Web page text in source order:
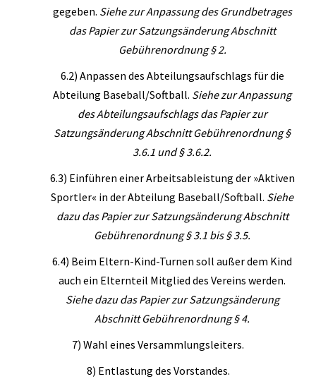
gegeben. Siehe zur Anpassung des Grundbetrages
das Papier zur Satzungsänderung Abschnitt
Gebührenordnung § 2.
6.2) Anpassen des Abteilungsaufschlags für die
Abteilung Baseball/Softball. Siehe zur Anpassung
desAbteilungsaufschlags das Papier zur
Satzungsänderung Abschnitt Gebührenordnung §
3.6.1 und § 3.6.2.
6.3) Einführen einer Arbeitsableistung der »Aktiven
Sportler« in der Abteilung Baseball/Softball. Siehe
dazu das Papier zur Satzungsänderung Abschnitt
Gebührenordnung § 3.1 bis § 3.5.
6.4) Beim Eltern-Kind-Turnen soll außer dem Kind
auch ein Elternteil Mitglied des Vereins werden.
Siehe dazu das Papier zur Satzungsänderung
Abschnitt Gebührenordnung § 4.
7) Wahl eines Versammlungsleiters.
8) Entlastung des Vorstandes.